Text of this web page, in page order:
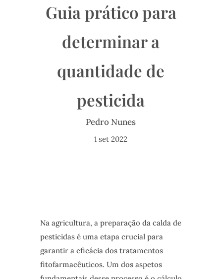
Guia prático para
determinar a
quantidade de
pesticida
Pedro Nunes
1 set 2022
Na agricultura, a preparação da calda de
pesticidas é uma etapa crucial para
garantir a eficácia dos tratamentos
fitofarmacêuticos. Um dos aspetos